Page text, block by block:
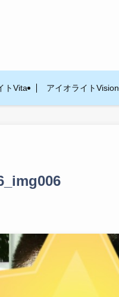
トVita アイオライトVision